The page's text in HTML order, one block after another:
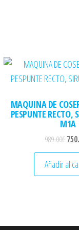
MAQUINA DE
PESPUNTE RECTO,
M1A
989.00€El
Añadir al